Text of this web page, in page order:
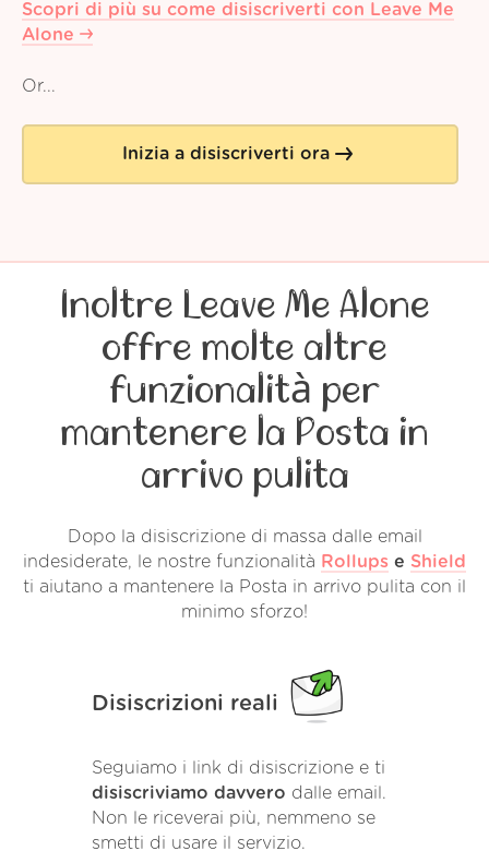
Scopri di più su come disiscriverti con Leave Me
Alone
Or...
Inizia a disiscriverti ora
Inoltre Leave Me Alone
offre molte altre
funzionalità per
mantenere la Posta in
arrivo pulita
Dopo la disiscrizione di massa dalle email
indesiderate, le nostre funzionalità Rollups e Shield
ti aiutano a mantenere la Posta in arrivo pulita con il
minimo sforzo!
Disiscrizioni reali
Seguiamo i link di disiscrizione e ti
disiscriviamo davvero dalle email.
Non le riceverai più, nemmeno se
smetti di usare il servizio.